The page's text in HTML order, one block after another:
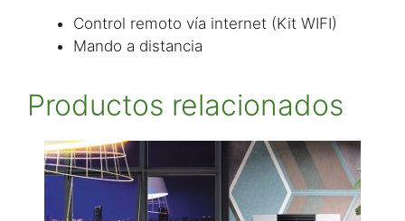
Control remoto vía internet (Kit WIFI)
Mando a distancia
Productos relacionados